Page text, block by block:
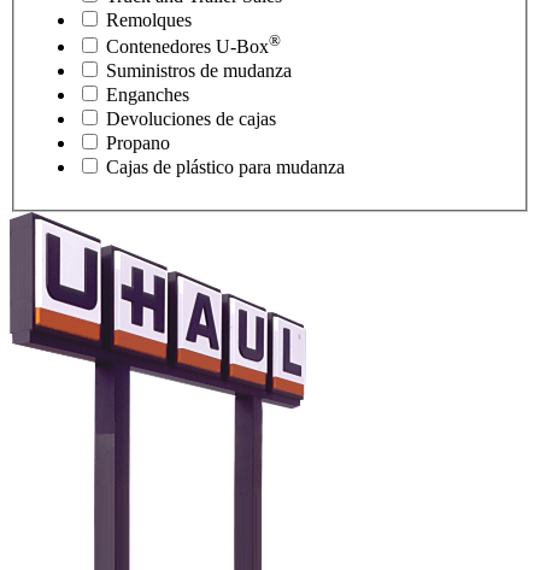
Remolques
Contenedores U-Box®
Suministros de mudanza
Enganches
Devoluciones de cajas
Propano
Cajas de plástico para mudanza